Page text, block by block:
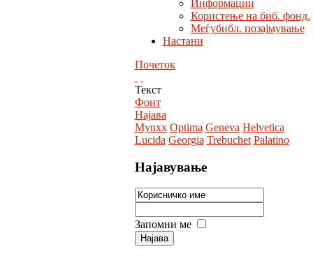
Информации
Користење на биб. фонд.
Меѓубибл. позајмување
Настани
Почеток
Текст
Фонт
Најава
Mynxx Optima Geneva Helvetica
Lucida Georgia Trebuchet Palatino
Најавување
Запомни ме